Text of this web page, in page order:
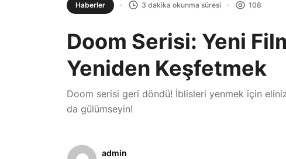
Haberler 3 dakika okunma süresi 108
Doom Serisi: Yeni
Yeniden Keşfetmek
Doom serisi geri döndü! İblisleri yenmek için
da gülümseyin!
admin